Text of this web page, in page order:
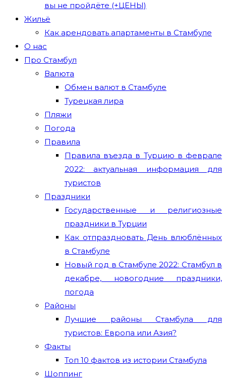
вы не пройдёте (+ЦЕНЫ)
Жильё
Как арендовать апартаменты в Стамбуле
О нас
Про Стамбул
Валюта
Обмен валют в Стамбуле
Турецкая лира
Пляжи
Погода
Правила
Правила въезда в Турцию в феврале
2022: актуальная информация для
туристов
Праздники
Государственные и религиозные
праздники в Турции
Как отпраздновать День влюблённых
в Стамбуле
Новый год в Стамбуле 2022: Стамбул в
декабре, новогодние праздники,
погода
Районы
Лучшие районы Стамбула для
туристов: Европа или Азия?
Факты
Топ 10 фактов из истории Стамбула
Шоппинг